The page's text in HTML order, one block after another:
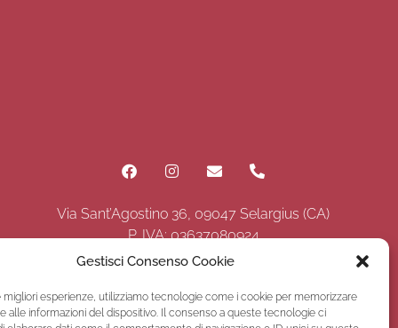
Gestisci Consenso Cookie
migliori esperienze, utilizziamo tecnologie come i cookie per memorizzare
alle informazioni del dispositivo. Il consenso a queste tecnologie ci
Via Sant’Agostino 36, 09047 Selargius (CA)
P. IVA: 03637080924